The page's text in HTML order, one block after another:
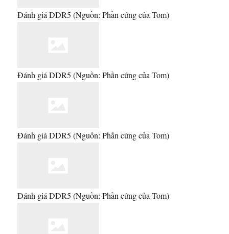
Đánh giá DDR5(Nguồn: Phần cứng của Tom)
Đánh giá DDR5(Nguồn: Phần cứng của Tom)
Đánh giá DDR5(Nguồn: Phần cứng của Tom)
Đánh giá DDR5(Nguồn: Phần cứng của Tom)